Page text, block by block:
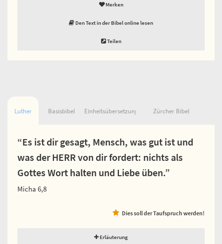
Merken
Den Text in der Bibel online lesen
Teilen
Luther Basisbibel Einheitsübersetzung Zürcher Bibel
“Es ist dir gesagt, Mensch, was gut ist und
was der HERR von dir fordert: nichts als
Gottes Wort halten und Liebe üben.”
Micha 6,8
Dies soll der Taufspruch werden!
Erläuterung